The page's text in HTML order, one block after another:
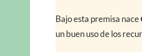
Bajo esta premisa nace
un buen uso de los